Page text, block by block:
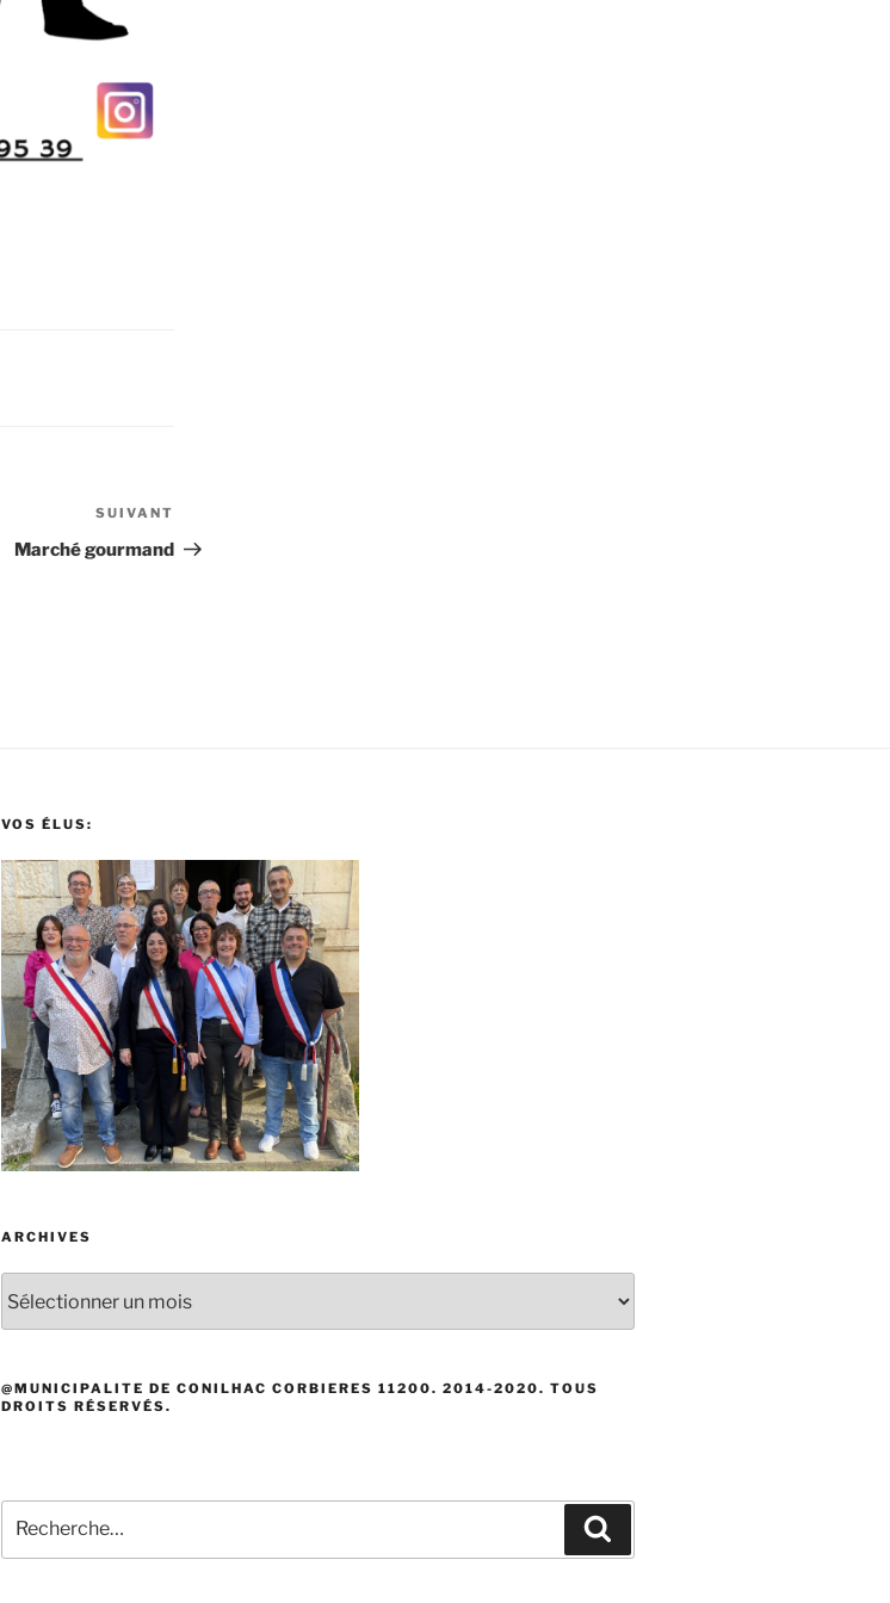
suivant
SUIVANT
Marché gourmand
VOS ÉLUS:
ARCHIVES
@MUNICIPALITE DE CONILHAC CORBIERES 11200. 2014-2020. TOUS
DROITS RÉSERVÉS.
pour
: